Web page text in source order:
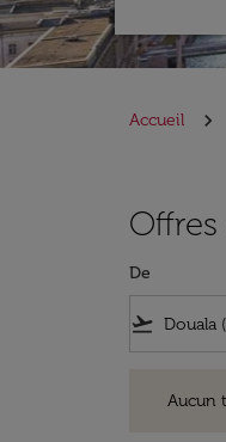
Accueil
De
flight_takeoff
Aucun